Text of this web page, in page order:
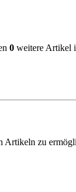
0 weitere Artikel
Artikeln zu